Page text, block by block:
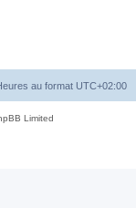
au format UTC+02:00
Limited